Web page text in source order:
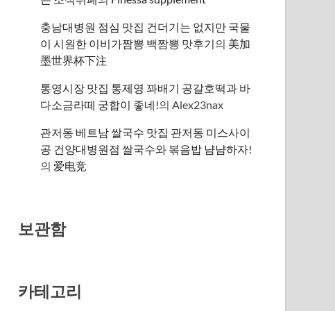
충남대병원 점심 맛집 건더기는 없지만 국물
이 시원한 이비가짬뽕 백짬뽕 맛후기의 美加
墨世界杯下注
통영시장 맛집 통제영 꽈배기 공갈호떡과 바
다소금라떼 궁합이 좋네!의Alex23nax
관저동 베트남 쌀국수 맛집 관저동 미스사이
공 건양대병원점 쌀국수와 볶음밥 냠냠하자!
의 爱电竞
보관함
카테고리